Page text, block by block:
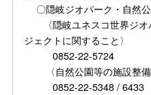
〇隠岐ジオパーク・自然
〈隠岐ユネスコ世界ジオ
ジェクトに関すること〉
0852-22-5724
〈自然公園等の施設整備
0852-22-5348 / 6433